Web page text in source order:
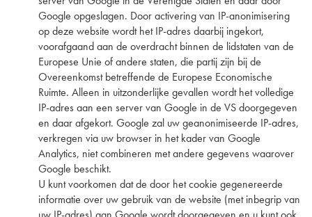
Google opgeslagen. Door activering van IP-anonimisering
op deze website wordt het IP-adres daarbij ingekort,
voorafgaand aan de overdracht binnen de lidstaten van de
Europese Unie of andere staten, die partij zijn bij de
Overeenkomst betreffende de Europese Economische
Ruimte. Alleen in uitzonderlijke gevallen wordt het volledige
IP-adres aan een server van Google in de VS doorgegeven
en daar afgekort. Google zal uw geanonimiseerde IP-adres,
verkregen via uw browser in het kader van Google
Analytics, niet combineren met andere gegevens waarover
Google beschikt.
U kunt voorkomen dat de door het cookie gegenereerde
informatie over uw gebruik van de website (met inbegrip van